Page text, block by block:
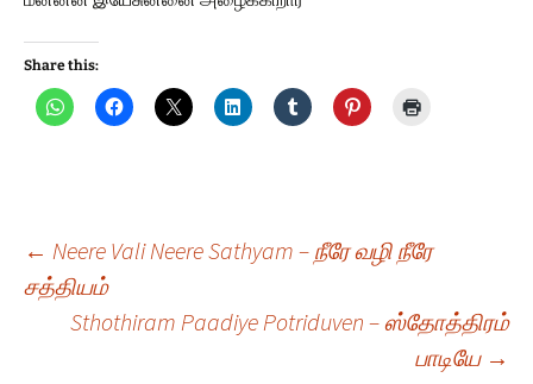
Share this:
Post
navigation
← Neere Vali Neere Sathyam – நீரே வழி நீரே
சத்தியம்
Sthothiram Paadiye Potriduven – ஸ்தோத்திரம்
பாடியே →